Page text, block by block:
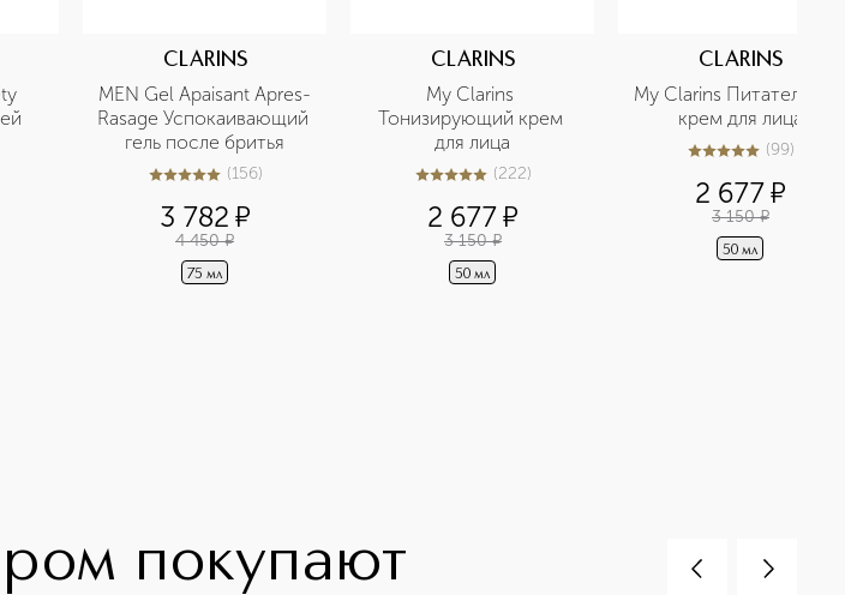
CLARINS
MEN Gel Apaisant Apres-
Rasage Успокаивающий
гель после бритья
5из 5156 (156)
3 782 ¤
4 450 ¤
75 мл
CLARINS
My Clarins
Тонизирующий крем
для лица
5из 5222 (222)
2 677¤
3 150 ¤
50 мл
CLARINS
My Clarins Питательный
крем для лица
4.9из599 (99)
2 677¤
3 150 ¤
50 мл
покупают